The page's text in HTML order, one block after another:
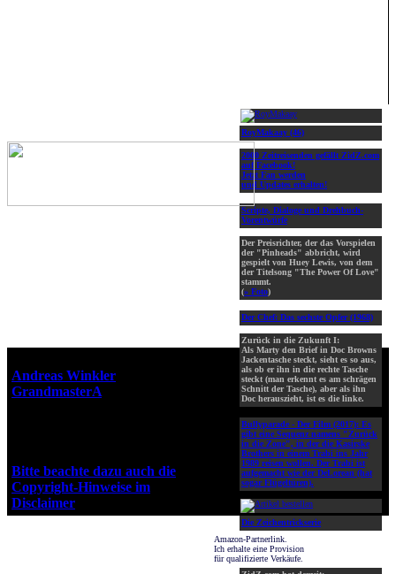
RoyMakaay (46)
2000 Zeitreisenden gefällt ZidZ.com
auf Facebook!
Jetzt Fan werden
und Updates erhalten!
Scripte, Dialoge und Drehbuch-
Vorentwürfe
Der Preisrichter, der das Vorspielen
der "Pinheads" abbricht, wird
gespielt von Huey Lewis, von dem
der Titelsong "The Power Of Love"
stammt.
(» Foto)
Der Chef: Das sechste Opfer (1968)
Zurück in die Zukunft I:
Als Marty den Brief in Doc Browns
Jackentasche steckt, sieht es so aus,
als ob er ihn in die rechte Tasche
steckt (man erkennt es am schrägen
Schnitt der Tasche), aber als ihn
Doc herauszieht, ist es die linke.
Bullyparade - Der Film (2017): Es
gibt eine Sequenz namens "Zurück
in die Zone", in der die Kasirske
Brothers in einem Trabi ins Jahr
1989 reisen wollen. Der Trabi ist
aufgemacht wie der DeLorean (hat
sogar Flügeltüren).
Die Zeichentrickserie
Amazon-Partnerlink.
Ich erhalte eine Provision
für qualifizierte Verkäufe.
Andreas Winkler
GrandmasterA
Bitte beachte dazu auch die
Copyright-Hinweise im
Disclaimer